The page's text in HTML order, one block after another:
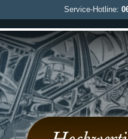
Service-Hotline: